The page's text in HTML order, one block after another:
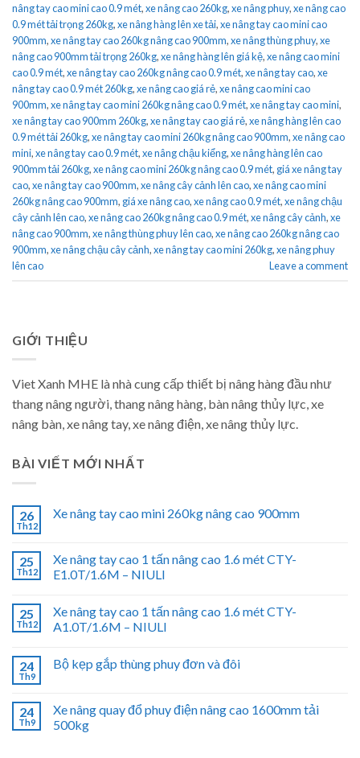
nâng tay cao mini cao 0.9 mét,xe nâng cao 260kg,xe nâng phuy,xe nâng cao
0.9 mét tải trọng 260kg,xe nâng hàng lên xe tải,xe nâng tay cao mini cao
900mm,xe nâng tay cao 260kg nâng cao 900mm,xe nâng thùng phuy,xe
nâng cao 900mm tải trọng 260kg,xe nâng hàng lên giá kệ,xe nâng cao mini
cao 0.9 mét,xe nâng tay cao 260kg nâng cao 0.9 mét,xe nâng tay cao,xe
nâng tay cao 0.9 mét 260kg,xe nâng cao giá rẻ,xe nâng cao mini cao
900mm,xe nâng tay cao mini 260kg nâng cao 0.9 mét,xe nâng tay cao mini,
xe nâng tay cao 900mm 260kg,xe nâng tay cao giá rẻ,xe nâng hàng lên cao
0.9 mét tải 260kg,xe nâng tay cao mini 260kg nâng cao 900mm,xe nâng cao
mini,xe nâng tay cao 0.9 mét,xe nâng chậu kiểng,xe nâng hàng lên cao
900mm tải 260kg,xe nâng cao mini 260kg nâng cao 0.9 mét, giá xe nâng tay
cao,xe nâng tay cao 900mm,xe nâng cây cảnh lên cao,xe nâng cao mini
260kg nâng cao 900mm, giá xe nâng cao,xe nâng cao 0.9 mét,xe nâng chậu
cây cảnh lên cao,xe nâng cao 260kg nâng cao 0.9 mét,xe nâng cây cảnh,xe
nâng cao 900mm,xe nâng thùng phuy lên cao,xe nâng cao 260kg nâng cao
900mm,xe nâng chậu cây cảnh,xe nâng tay cao mini 260kg,xe nâng phuy
lên cao
Leave a comment
GIỚI THIỆU
Viet Xanh MHE là nhà cung cấp thiết bị nâng hàng đầu như
thang nâng người, thang nâng hàng, bàn nâng thủy lực, xe
nâng bàn, xe nâng tay, xe nâng điện, xe nâng thủy lực.
BÀI VIẾT MỚI NHẤT
26
Th12
Xe nâng tay cao mini 260kg nâng cao 900mm
25
Th12
Xe nâng tay cao 1 tấn nâng cao 1.6 mét CTY-
E1.0T/1.6M – NIULI
25
Th12
Xe nâng tay cao 1 tấn nâng cao 1.6 mét CTY-
A1.0T/1.6M – NIULI
24
Th9
Bộ kẹp gắp thùng phuy đơn và đôi
24
Th9
Xe nâng quay đổ phuy điện nâng cao 1600mm tải
500kg